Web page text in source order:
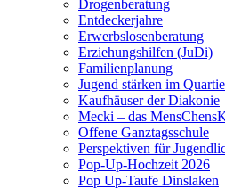
Drogenberatung
Entdeckerjahre
Erwerbslosenberatung
Erziehungshilfen (JuDi)
Familienplanung
Jugend stärken im
Kaufhäuser der Diakonie
Mecki – das
Offene Ganztagsschule
Perspektiven für
Pop-Up-Hochzeit 2026
Pop Up-Taufe Dinslaken